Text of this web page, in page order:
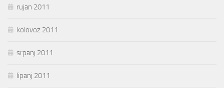
rujan 2011
kolovoz 2011
srpanj 2011
lipanj 2011